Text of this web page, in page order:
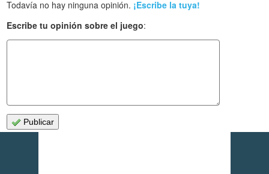
Todavía no hay ninguna opinión. ¡Escribe la tuya!
Escribe tu opinión sobre el juego:
Publicar